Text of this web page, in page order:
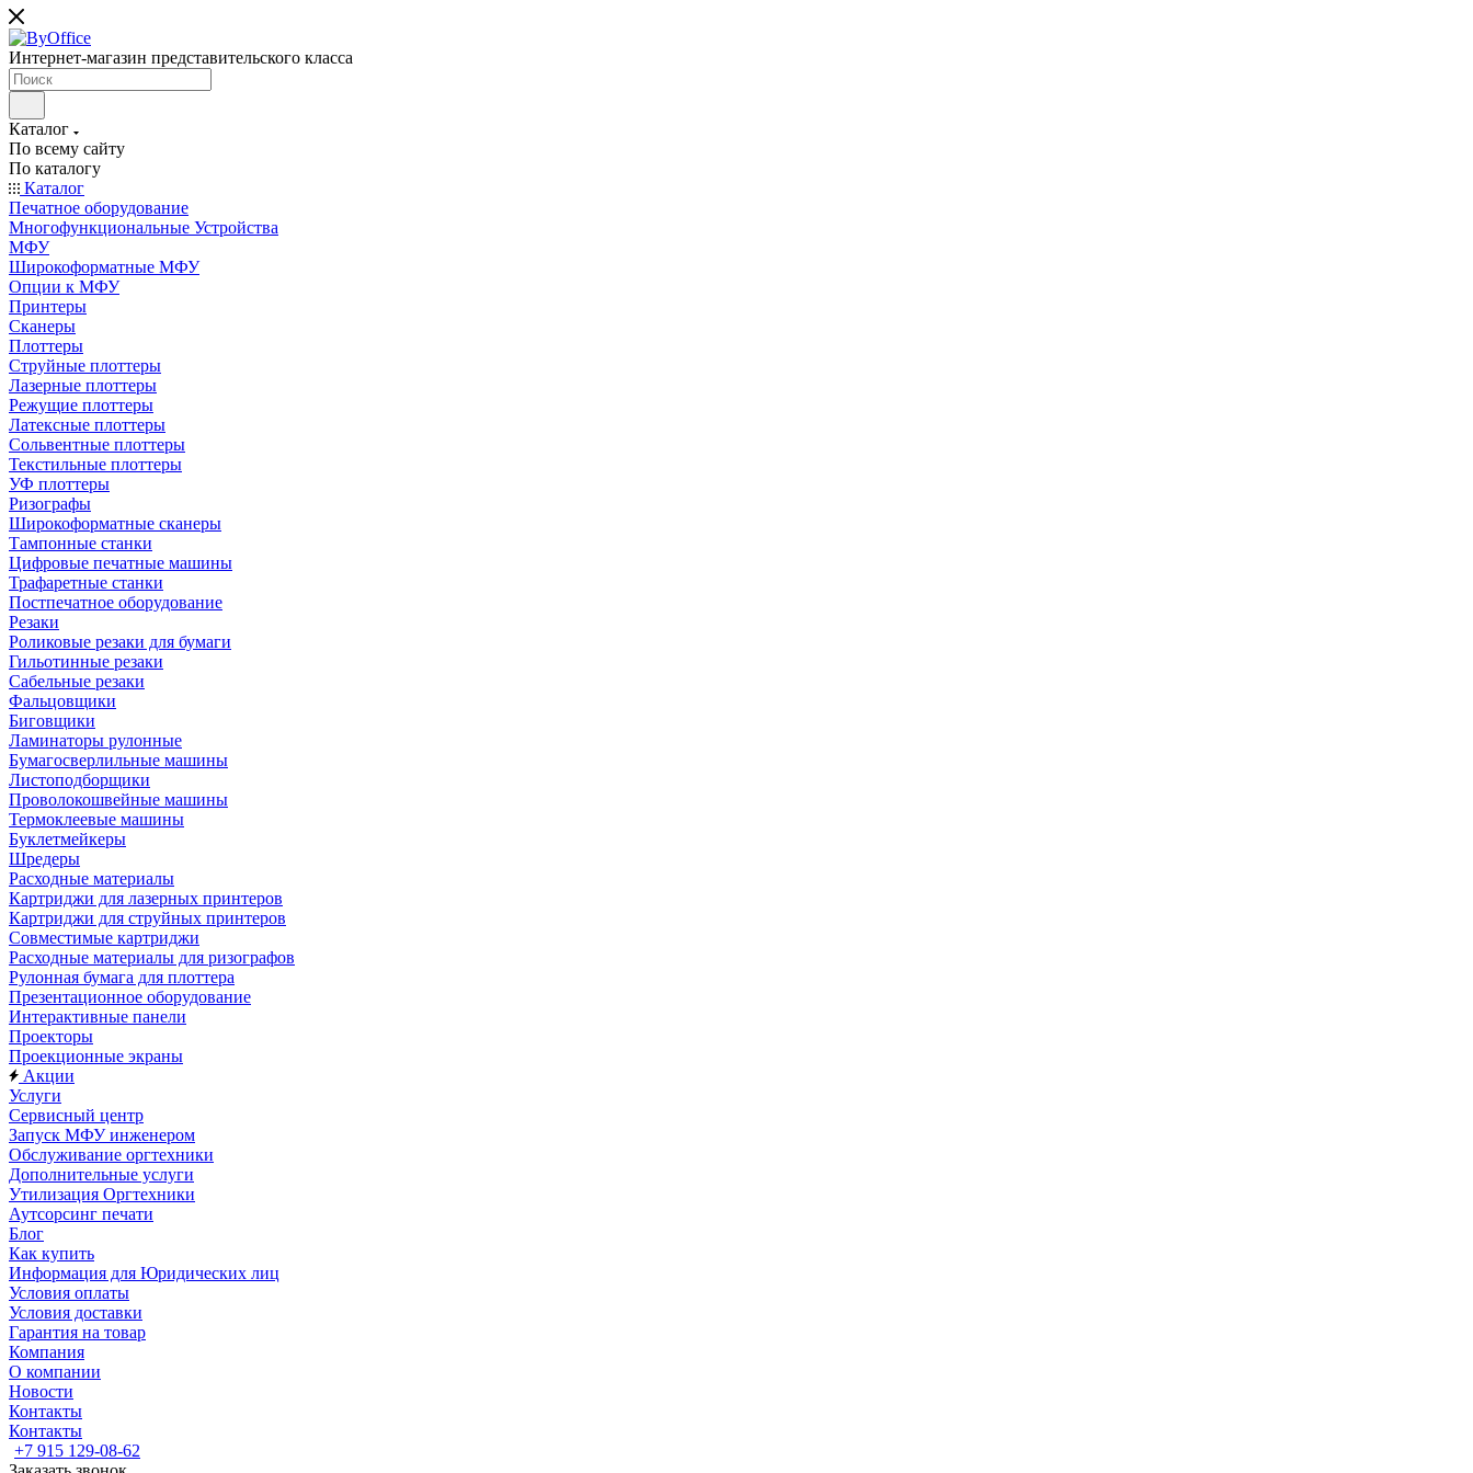
Интернет-магазин представительского класса
Каталог
По всему сайту
По каталогу
Каталог
Печатное оборудование
Многофункциональные Устройства
МФУ
Широкоформатные МФУ
Опции к МФУ
Принтеры
Сканеры
Плоттеры
Струйные плоттеры
Лазерные плоттеры
Режущие плоттеры
Латексные плоттеры
Сольвентные плоттеры
Текстильные плоттеры
УФ плоттеры
Ризографы
Широкоформатные сканеры
Тампонные станки
Цифровые печатные машины
Трафаретные станки
Постпечатное оборудование
Резаки
Роликовые резаки для бумаги
Гильотинные резаки
Сабельные резаки
Фальцовщики
Биговщики
Ламинаторы рулонные
Бумагосверлильные машины
Листоподборщики
Проволокошвейные машины
Термоклеевые машины
Буклетмейкеры
Шредеры
Расходные материалы
Картриджи для лазерных принтеров
Картриджи для струйных принтеров
Совместимые картриджи
Расходные материалы для ризографов
Рулонная бумага для плоттера
Презентационное оборудование
Интерактивные панели
Проекторы
Проекционные экраны
Акции
Услуги
Сервисный центр
Запуск МФУ инженером
Обслуживание оргтехники
Дополнительные услуги
Утилизация Оргтехники
Аутсорсинг печати
Блог
Как купить
Информация для Юридических лиц
Условия оплаты
Условия доставки
Гарантия на товар
Компания
О компании
Новости
Контакты
Контакты
+7 915 129-08-62